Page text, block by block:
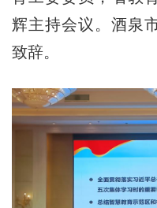
辉主持会议。酒泉
致辞。